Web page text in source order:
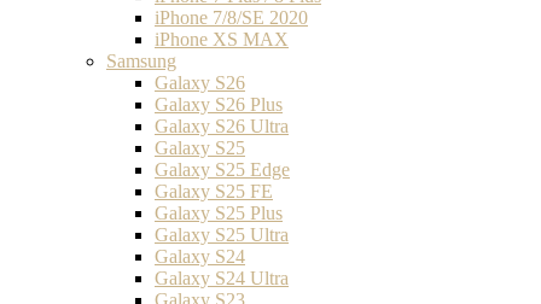
iPhone 7/8/SE 2020
iPhone XS MAX
Samsung
Galaxy S26
Galaxy S26 Plus
Galaxy S26 Ultra
Galaxy S25
Galaxy S25 Edge
Galaxy S25 FE
Galaxy S25 Plus
Galaxy S25 Ultra
Galaxy S24
Galaxy S24 Ultra
Galaxy S23